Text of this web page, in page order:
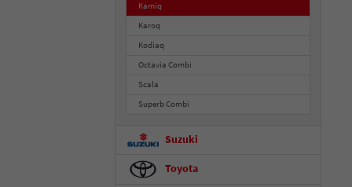
Kamiq
Karoq
Kodiaq
Octavia Combi
Scala
Superb Combi
Suzuki
Toyota